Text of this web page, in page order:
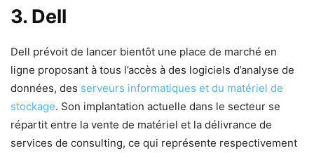
3. Dell
Dell prévoit de lancer bientôt une place de marché en
ligne proposant à tous l’accès à des logiciels d’analyse de
données, des serveurs informatiques et du matériel de
stockage. Son implantation actuelle dans le secteur se
répartit entre la vente de matériel et la délivrance de
services de consulting, ce qui représente respectivement